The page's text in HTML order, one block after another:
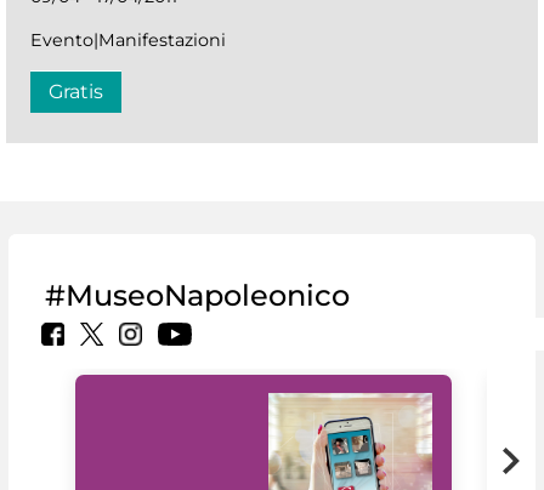
Evento|Manifestazioni
Gratis
#MuseoNapoleonico